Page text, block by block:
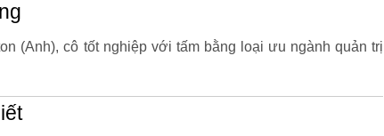
(Anh), cô tốt nghiệp với tấm bằng loại ưu ngành quản trị